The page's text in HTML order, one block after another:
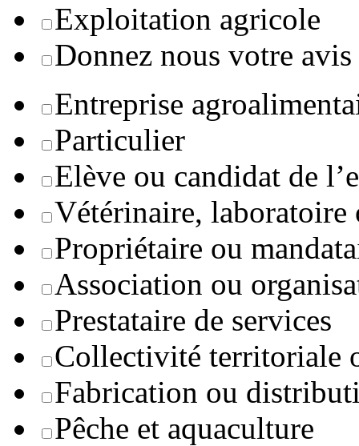
Exploitation agricole
Donnez nous votre avis
Entreprise
Particulier
Elève ou candidat de
Vétérinaire, laboratoire
Propriétaire ou
Association ou
Prestataire de services
Collectivité territoriale
Fabrication ou
Pêche et aquaculture